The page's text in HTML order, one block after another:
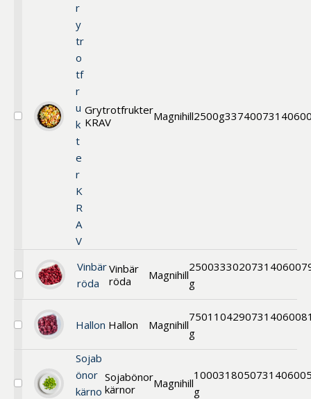
Välj
r
y
tr
o
tf
r
u
k
t
e
r
K
R
A
V
Grytrotfrukter
KRAV
Magnihill2500g33740
Välj
röda
Vinbär
röda
Vinbär
röda
Magnihill
2500
g
33302
Välj
Hallon Hallon Magnihill
750
g
110429
Välj
Sojab
önor
kärno
Sojabönor
kärnor
Magnihill
1000
g
31805